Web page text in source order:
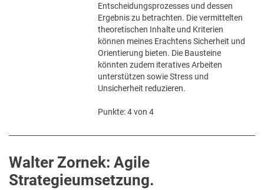
Entscheidungsprozesses und dessen
Ergebnis zu betrachten. Die vermittelten
theoretischen Inhalte und Kriterien
können meines Erachtens Sicherheit und
Orientierung bieten. Die Bausteine
könnten zudem iteratives Arbeiten
unterstützen sowie Stress und
Unsicherheit reduzieren.
Punkte: 4 von 4
Walter Zornek: Agile
Strategieumsetzung.